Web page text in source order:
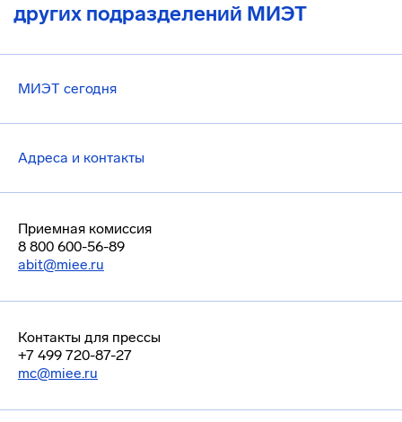
других подразделений МИЭТ
МИЭТ сегодня
Адреса и контакты
Приемная комиссия
8 800 600-56-89
abit@miee.ru
Контакты для прессы
+7 499 720-87-27
mc@miee.ru